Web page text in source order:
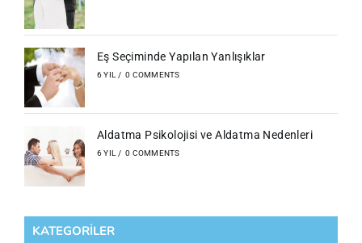
Eş Seçiminde Yapılan Yanlışıklar
6 YIL / 0 COMMENTS
Aldatma Psikolojisi ve Aldatma Nedenleri
6 YIL / 0 COMMENTS
KATEGORILER